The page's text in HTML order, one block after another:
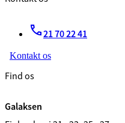
21 70 22 41
Kontakt os
Find os
Galaksen